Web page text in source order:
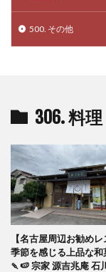
500. その他
306. 料理
【名古屋周辺お勧めレ
季節を感じる上品な和
🍡🍉 宗家 源吉兆庵